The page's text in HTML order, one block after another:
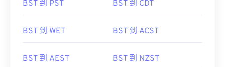
BST 到 PST BST 到 CDT
BST 到 WET BST 到 ACST
BST 到 AEST BST 到 NZST